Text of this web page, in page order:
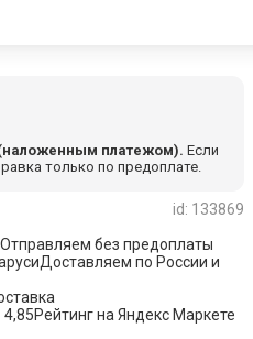
платежом). Если
только по предоплате.
id: 133869
Отправляем без предоплаты
Доставляем по России и
Рейтинг на Яндекс Маркете